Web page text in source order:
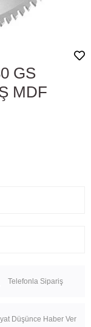
GS
MDF
Telefonla Sipariş
Düşünce Haber Ver